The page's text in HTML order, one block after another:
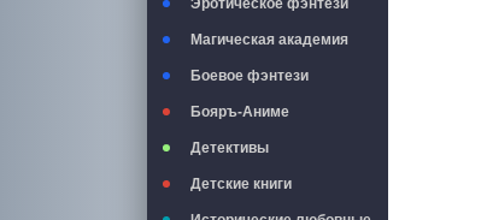
Эротическое фэнтези
Магическая академия
Боевое фэнтези
Бояръ-Аниме
Детективы
Детские книги